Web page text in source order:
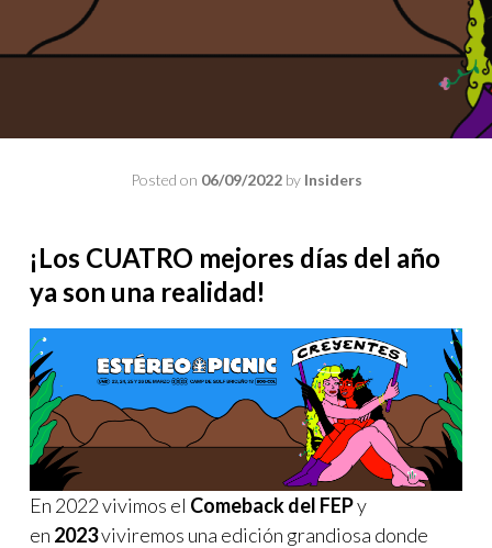
Posted on 06/09/2022by Insiders
¡Los CUATRO mejores días del año
ya son una realidad!
En 2022 vivimos el Comeback del FEPy
en 2023viviremos una edición grandiosa donde